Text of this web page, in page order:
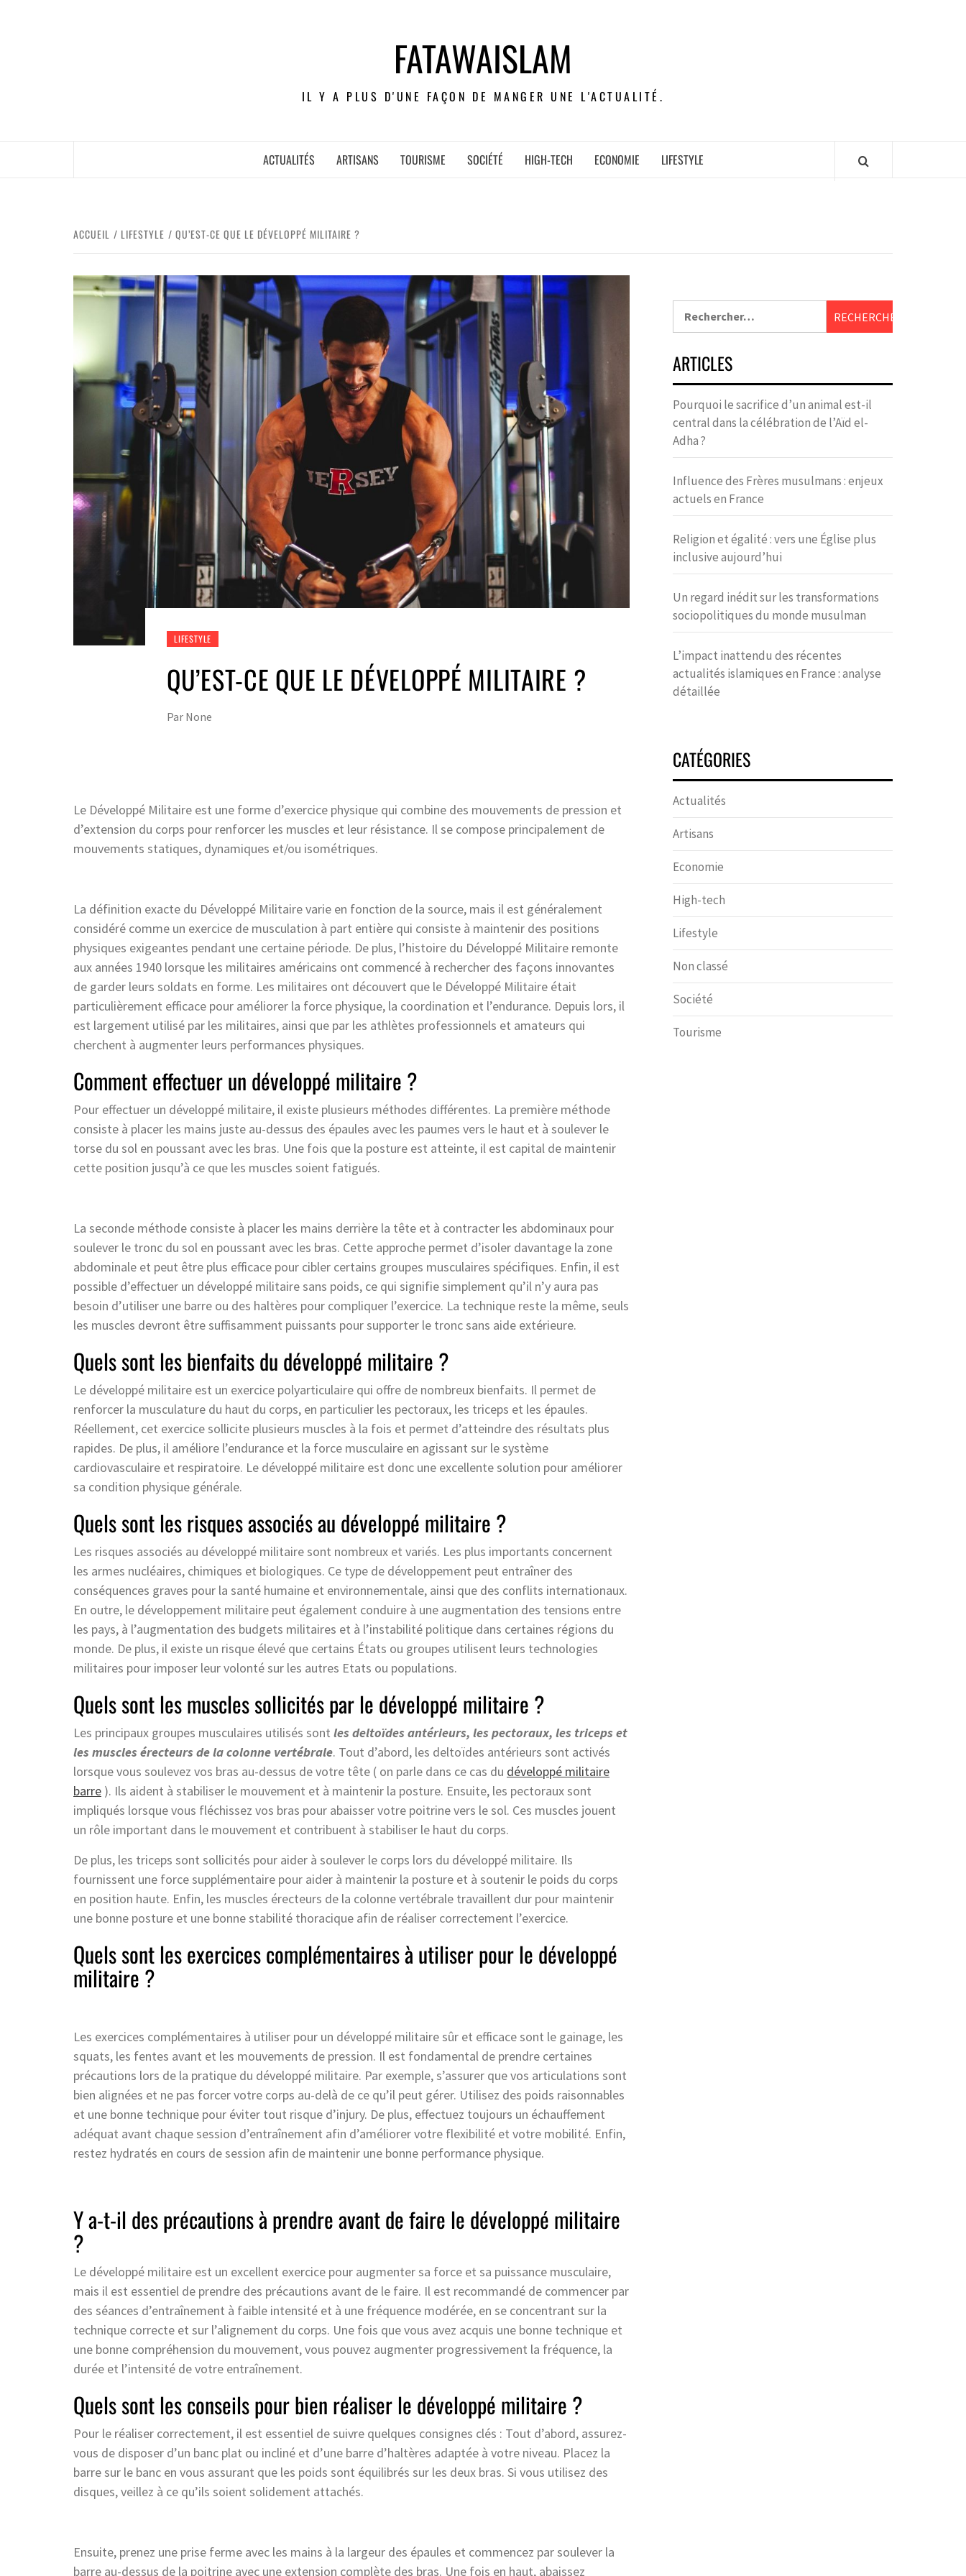
FATAWAISLAM
IL Y A PLUS D'UNE FAÇON DE MANGER UNE L'ACTUALITÉ.
ACTUALITÉS ARTISANS TOURISME SOCIÉTÉ HIGH-TECH ECONOMIE LIFESTYLE
ACCUEIL LIFESTYLE QU’EST-CE QUE LE DÉVELOPPÉ MILITAIRE ?
LIFESTYLE
QU’EST-CE QUE LE DÉVELOPPÉ MILITAIRE ?
Par None
Le Développé Militaire est une forme d’exercice physique qui combine des mouvements de pression et
d’extension du corps pour renforcer les muscles et leur résistance. Il se compose principalement de
mouvements statiques, dynamiques et/ou isométriques.
La définition exacte du Développé Militaire varie en fonction de la source, mais il est généralement
considéré comme un exercice de musculation à part entière qui consiste à maintenir des positions
physiques exigeantes pendant une certaine période. De plus, l’histoire du Développé Militaire remonte
aux années 1940 lorsque les militaires américains ont commencé à rechercher des façons innovantes
de garder leurs soldats en forme. Les militaires ont découvert que le Développé Militaire était
particulièrement efficace pour améliorer la force physique, la coordination et l’endurance. Depuis lors, il
est largement utilisé par les militaires, ainsi que par les athlètes professionnels et amateurs qui
cherchent à augmenter leurs performances physiques.
Comment effectuer un développé militaire ?
Pour effectuer un développé militaire, il existe plusieurs méthodes différentes. La première méthode
consiste à placer les mains juste au-dessus des épaules avec les paumes vers le haut et à soulever le
torse du sol en poussant avec les bras. Une fois que la posture est atteinte, il est capital de maintenir
cette position jusqu’à ce que les muscles soient fatigués.
La seconde méthode consiste à placer les mains derrière la tête et à contracter les abdominaux pour
soulever le tronc du sol en poussant avec les bras. Cette approche permet d’isoler davantage la zone
abdominale et peut être plus efficace pour cibler certains groupes musculaires spécifiques. Enfin, il est
possible d’effectuer un développé militaire sans poids, ce qui signifie simplement qu’il n’y aura pas
besoin d’utiliser une barre ou des haltères pour compliquer l’exercice. La technique reste la même, seuls
les muscles devront être suffisamment puissants pour supporter le tronc sans aide extérieure.
Quels sont les bienfaits du développé militaire ?
Le développé militaire est un exercice polyarticulaire qui offre de nombreux bienfaits. Il permet de
renforcer la musculature du haut du corps, en particulier les pectoraux, les triceps et les épaules.
Réellement, cet exercice sollicite plusieurs muscles à la fois et permet d’atteindre des résultats plus
rapides. De plus, il améliore l’endurance et la force musculaire en agissant sur le système
cardiovasculaire et respiratoire. Le développé militaire est donc une excellente solution pour améliorer
sa condition physique générale.
Quels sont les risques associés au développé militaire ?
Les risques associés au développé militaire sont nombreux et variés. Les plus importants concernent
les armes nucléaires, chimiques et biologiques. Ce type de développement peut entraîner des
conséquences graves pour la santé humaine et environnementale, ainsi que des conflits internationaux.
En outre, le développement militaire peut également conduire à une augmentation des tensions entre
les pays, à l’augmentation des budgets militaires et à l’instabilité politique dans certaines régions du
monde. De plus, il existe un risque élevé que certains États ou groupes utilisent leurs technologies
militaires pour imposer leur volonté sur les autres Etats ou populations.
Quels sont les muscles sollicités par le développé militaire ?
Les principaux groupes musculaires utilisés sont les deltoïdes antérieurs, les pectoraux, les triceps et
les muscles érecteurs de la colonne vertébrale. Tout d’abord, les deltoïdes antérieurs sont activés
lorsque vous soulevez vos bras au-dessus de votre tête ( on parle dans ce cas du développé militaire
barre ). Ils aident à stabiliser le mouvement et à maintenir la posture. Ensuite, les pectoraux sont
impliqués lorsque vous fléchissez vos bras pour abaisser votre poitrine vers le sol. Ces muscles jouent
un rôle important dans le mouvement et contribuent à stabiliser le haut du corps.
De plus, les triceps sont sollicités pour aider à soulever le corps lors du développé militaire. Ils
fournissent une force supplémentaire pour aider à maintenir la posture et à soutenir le poids du corps
en position haute. Enfin, les muscles érecteurs de la colonne vertébrale travaillent dur pour maintenir
une bonne posture et une bonne stabilité thoracique afin de réaliser correctement l’exercice.
Quels sont les exercices complémentaires à utiliser pour le développé
militaire ?
Les exercices complémentaires à utiliser pour un développé militaire sûr et efficace sont le gainage, les
squats, les fentes avant et les mouvements de pression. Il est fondamental de prendre certaines
précautions lors de la pratique du développé militaire. Par exemple, s’assurer que vos articulations sont
bien alignées et ne pas forcer votre corps au-delà de ce qu’il peut gérer. Utilisez des poids raisonnables
et une bonne technique pour éviter tout risque d’injury. De plus, effectuez toujours un échauffement
adéquat avant chaque session d’entraînement afin d’améliorer votre flexibilité et votre mobilité. Enfin,
restez hydratés en cours de session afin de maintenir une bonne performance physique.
Y a-t-il des précautions à prendre avant de faire le développé militaire
?
Le développé militaire est un excellent exercice pour augmenter sa force et sa puissance musculaire,
mais il est essentiel de prendre des précautions avant de le faire. Il est recommandé de commencer par
des séances d’entraînement à faible intensité et à une fréquence modérée, en se concentrant sur la
technique correcte et sur l’alignement du corps. Une fois que vous avez acquis une bonne technique et
une bonne compréhension du mouvement, vous pouvez augmenter progressivement la fréquence, la
durée et l’intensité de votre entraînement.
Quels sont les conseils pour bien réaliser le développé militaire ?
Pour le réaliser correctement, il est essentiel de suivre quelques consignes clés : Tout d’abord, assurez-
vous de disposer d’un banc plat ou incliné et d’une barre d’haltères adaptée à votre niveau. Placez la
barre sur le banc en vous assurant que les poids sont équilibrés sur les deux bras. Si vous utilisez des
disques, veillez à ce qu’ils soient solidement attachés.
Ensuite, prenez une prise ferme avec les mains à la largeur des épaules et commencez par soulever la
barre au-dessus de la poitrine avec une extension complète des bras. Une fois en haut, abaissez
ARTICLES
Pourquoi le sacrifice d’un animal est-il
central dans la célébration de l’Aïd el-
Adha ?
Influence des Frères musulmans : enjeux
actuels en France
Religion et égalité : vers une Église plus
inclusive aujourd’hui
Un regard inédit sur les transformations
sociopolitiques du monde musulman
L’impact inattendu des récentes
actualités islamiques en France : analyse
détaillée
CATÉGORIES
Actualités
Artisans
Economie
High-tech
Lifestyle
Non classé
Société
Tourisme